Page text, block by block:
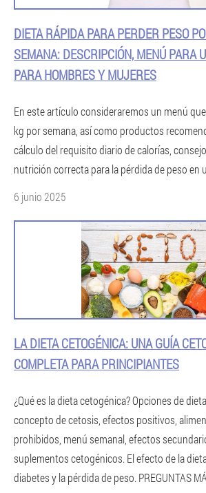
DIETA RÁPIDA PARA PERDER PESO
SEMANA: DESCRIPCIÓN, MENÚ PARA
PARA HOMBRES Y MUJERES
En este artículo consideraremos un menú
kg por semana, así como productos
cálculo del requisito diario de calorías,
nutrición correcta para la pérdida de peso en
6 junio 2025
LA DIETA CETOGÉNICA: UNA GUÍA
COMPLETA PARA PRINCIPIANTES
¿Qué es la dieta cetogénica? Opciones de
concepto de cetosis, efectos positivos,
prohibidos, menú semanal, efectos
suplementos cetogénicos. El efecto de la
diabetes y la pérdida de peso. PREGUNTAS